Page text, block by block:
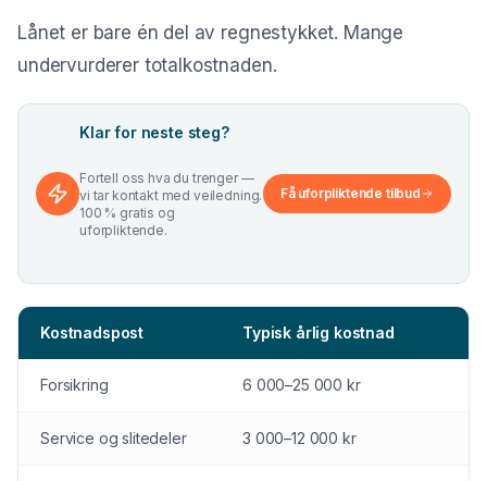
Lånet er bare én del av regnestykket. Mange
undervurderer totalkostnaden.
Klar for neste steg?
Fortell oss hva du trenger —
vi tar kontakt med veiledning.
100 % gratis og
uforpliktende.
Få uforpliktende tilbud
Kostnadspost Typisk årlig kostnad
Forsikring 6 000–25 000 kr
Service og slitedeler 3 000–12 000 kr